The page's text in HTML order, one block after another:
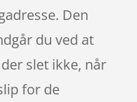
Den
du ved at
slet ikke, når
for de